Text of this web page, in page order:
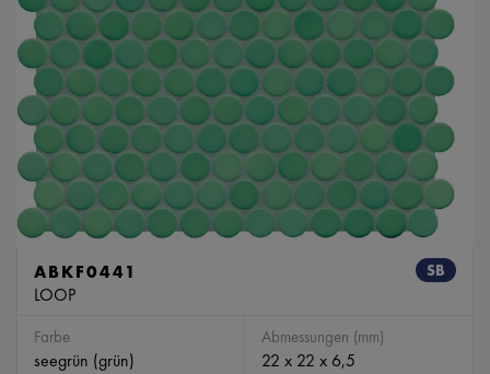
SB
ABKF0441
LOOP
Farbe
seegrün (grün)
Abmessungen (mm)
22 x 22 x 6,5